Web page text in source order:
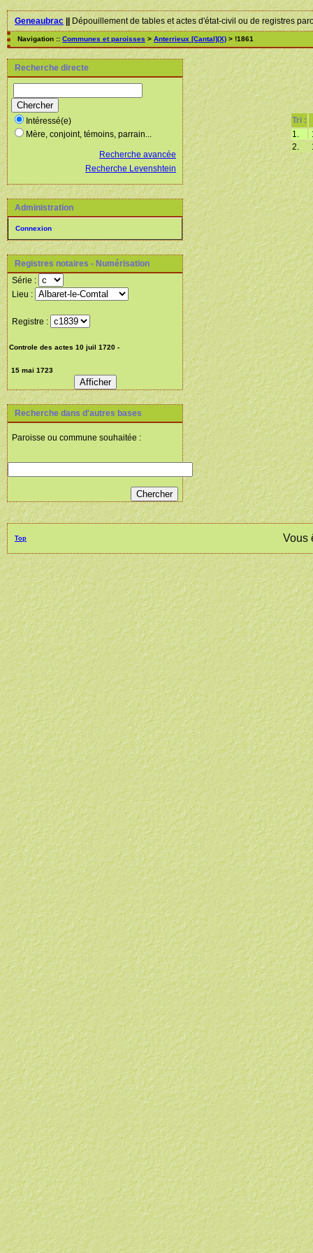
Geneaubrac||Dépouillement de tables et actes d'état-civil ou de registres
Navigation :: Communes et paroisses > Anterrieux [Cantal](X) > !1861
Recherche directe
Intéressé(e)
Mère, conjoint, témoins, parrain...
Recherche avancée
Recherche Levenshtein
Administration
Connexion
Registres notaires - Numérisation
Série :
Lieu :
Registre :
Recherche dans d'autres bases
Paroisse ou commune souhaitée :
Tri :
1.
2.
Top Vous